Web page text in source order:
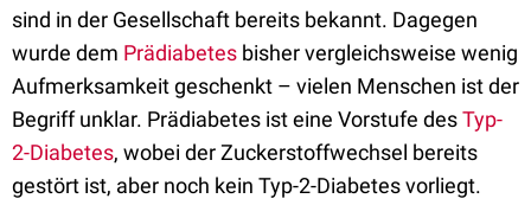
sind in der Gesellschaft bereits bekannt. Dagegen
wurde dem Prädiabetes bisher vergleichsweise wenig
Aufmerksamkeit geschenkt – vielen Menschen ist der
Begriff unklar. Prädiabetes ist eine Vorstufe desTyp-
2-Diabetes, wobei der Zuckerstoffwechsel bereits
gestört ist, aber noch kein Typ-2-Diabetes vorliegt.